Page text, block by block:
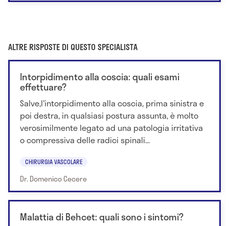
ALTRE RISPOSTE DI QUESTO SPECIALISTA
Intorpidimento alla coscia: quali esami
effettuare?
Salve,l'intorpidimento alla coscia, prima sinistra e
poi destra, in qualsiasi postura assunta, è molto
verosimilmente legato ad una patologia irritativa
o compressiva delle radici spinali...
CHIRURGIA VASCOLARE
Dr. Domenico Cecere
Malattia di Behcet: quali sono i sintomi?